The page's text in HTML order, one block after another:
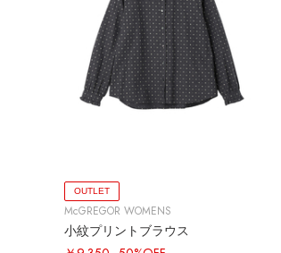
OUTLET
McGREGOR WOMENS
小紋プリントブラウス